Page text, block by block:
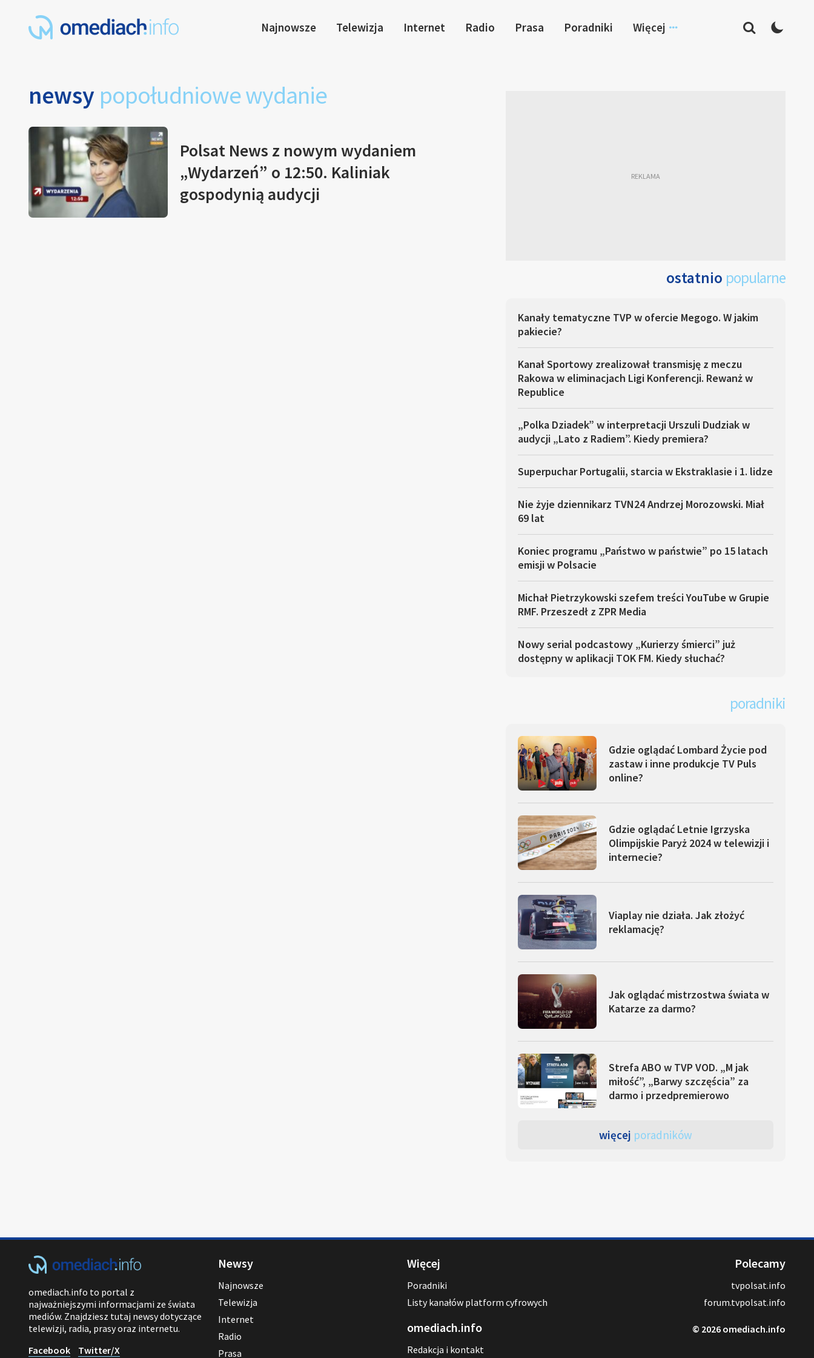
Najnowsze Telewizja Internet Radio Prasa Poradniki Więcej
newsy popołudniowe wydanie
Polsat News z nowym wydaniem
„Wydarzeń” o 12:50. Kaliniak
gospodynią audycji
ostatnio popularne
Kanały tematyczne TVP w ofercie Megogo. W jakim
pakiecie?
Kanał Sportowy zrealizował transmisję z meczu
Rakowa w eliminacjach Ligi Konferencji. Rewanż w
Republice
„Polka Dziadek” w interpretacji Urszuli Dudziak w
audycji „Lato z Radiem”. Kiedy premiera?
Superpuchar Portugalii, starcia w Ekstraklasie i 1. lidze
Nie żyje dziennikarz TVN24 Andrzej Morozowski. Miał
69 lat
Koniec programu „Państwo w państwie” po 15 latach
emisji w Polsacie
Michał Pietrzykowski szefem treści YouTube w Grupie
RMF. Przeszedł z ZPR Media
Nowy serial podcastowy „Kurierzy śmierci” już
dostępny w aplikacji TOK FM. Kiedy słuchać?
poradniki
Gdzie oglądać Lombard Życie pod
zastaw i inne produkcje TV Puls
online?
Gdzie oglądać Letnie Igrzyska
Olimpijskie Paryż 2024 w telewizji i
internecie?
Viaplay nie działa. Jak złożyć
reklamację?
Jak oglądać mistrzostwa świata w
Katarze za darmo?
Strefa ABO w TVP VOD. „M jak
miłość”, „Barwy szczęścia” za
darmo i przedpremierowo
więcej poradników
omediach.info to portal z
najważniejszymi informacjami ze świata
mediów. Znajdziesz tutaj newsy dotyczące
telewizji, radia, prasy oraz internetu.
Facebook
Twitter/X
Newsy
Najnowsze
Telewizja
Internet
Radio
Prasa
Więcej
Poradniki
Listy kanałów platform cyfrowych
omediach.info
Redakcja i kontakt
Polecamy
tvpolsat.info
forum.tvpolsat.info
© 2026 omediach.info